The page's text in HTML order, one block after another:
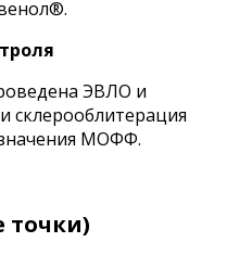
ЭВЛО и
склерооблитерация
МОФФ.
точки)